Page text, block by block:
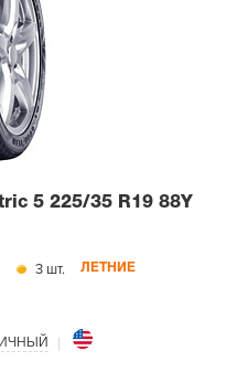
5 225/35 R19 88Y
3 шт. ЛЕТНИЕ